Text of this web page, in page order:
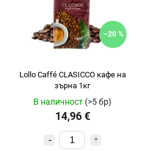
–20 %
Lollo Caffé CLASICCO кафе на
зърна 1кг
В наличност (>5 бр)
14,96 €